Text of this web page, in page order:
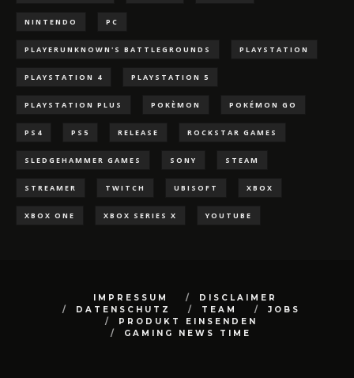
NINTENDO PC
PLAYERUNKNOWN'S BATTLEGROUNDS PLAYSTATION
PLAYSTATION 4 PLAYSTATION 5
PLAYSTATION PLUS POKÈMON POKÉMON GO
PS4 PS5 RELEASE ROCKSTAR GAMES
SLEDGEHAMMER GAMES SONY STEAM
STREAMER TWITCH UBISOFT XBOX
XBOX ONE XBOX SERIES X YOUTUBE
IMPRESSUM
DISCLAIMER
DATENSCHUTZ
TEAM
JOBS
PRODUKT EINSENDEN
GAMING NEWS TIME